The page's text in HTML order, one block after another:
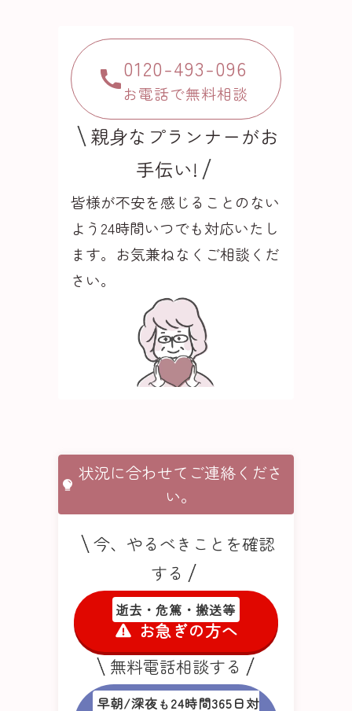
親身なプランナーがお
手伝い!
皆様が不安を感じることのない
よう24時間いつでも対応いたし
ます。お気兼ねなくご相談くだ
さい。
0120-493-096
お電話で無料相談
状況に合わせてご連絡くださ
い。
今、やるべきことを確認
する
逝去・危篤・搬送等
お急ぎの方へ
無料電話相談する
早朝/深夜も24時間365日対